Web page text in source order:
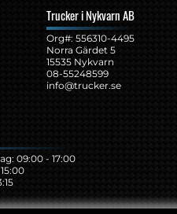
Trucker i Nykvarn AB
Org#: ‍556310-4495
Norra Gärdet 5
15535 Nykvarn
08-55248599
info@trucker.se
09:00 - 17:00